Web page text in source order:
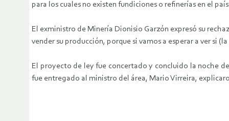
para los cuales no existen fundiciones o refinerías en el
El exministro de Minería Dionisio Garzón expresó su
vender su producción, porque si vamos a esperar a ver si
El proyecto de ley fue concertado y concluido la noche
fue entregado al ministro del área, Mario Virreira,